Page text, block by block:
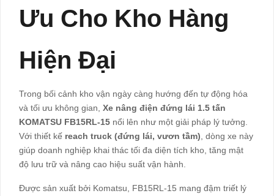
Ưu Cho Kho Hàng
Hiện Đại
Trong bối cảnh kho vận ngày càng hướng đến tự động hóa
và tối ưu không gian, Xe nâng điện đứng lái 1.5 tấn
KOMATSU FB15RL-15 nổi lên như một giải pháp lý tưởng.
Với thiết kế reach truck (đứng lái, vươn tầm) , dòng xe này
giúp doanh nghiệp khai thác tối đa diện tích kho, tăng mật
độ lưu trữ và nâng cao hiệu suất vận hành.
Được sản xuất bởi Komatsu , FB15RL-15 mang đậm triết lý